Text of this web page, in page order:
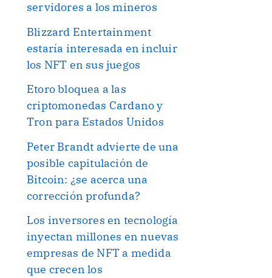
servidores a los mineros
Blizzard Entertainment
estaría interesada en incluir
los NFT en sus juegos
Etoro bloquea a las
criptomonedas Cardano y
Tron para Estados Unidos
Peter Brandt advierte de una
posible capitulación de
Bitcoin: ¿se acerca una
corrección profunda?
Los inversores en tecnología
inyectan millones en nuevas
empresas de NFT a medida
que crecen los